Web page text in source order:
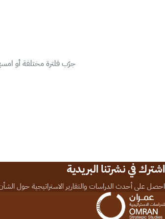
جرّب فلترة مختلفة أو
اشترك في نشرتنا البريدية
احصل على أحدث الدراسات والتقارير الاستراتيجية حول